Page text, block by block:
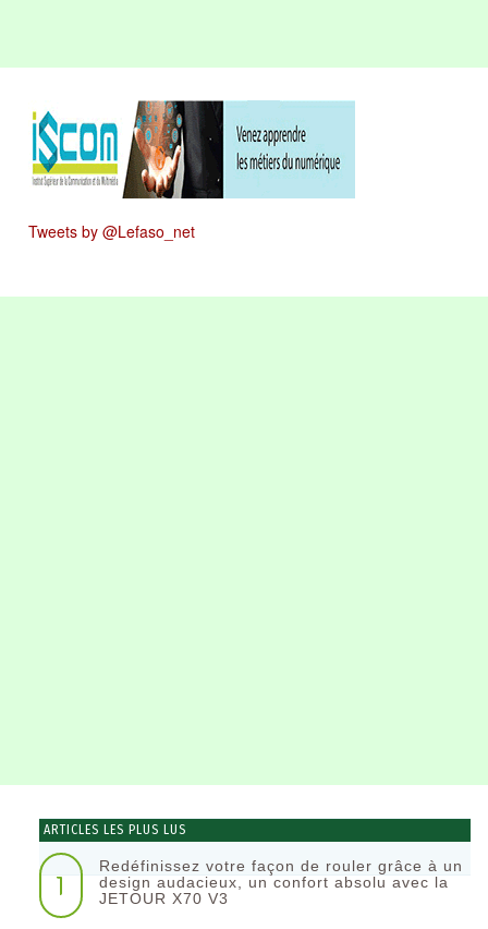
Tweets by @Lefaso_net
ARTICLES LES PLUS LUS
1
Redéfinissez votre façon de rouler grâce à un
design audacieux, un confort absolu avec la
JETOUR X70 V3